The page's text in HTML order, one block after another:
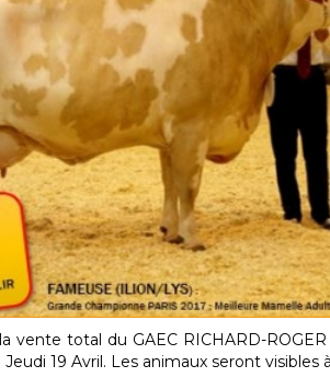
vente total du GAEC RICHARD-
19 Avril. Les animaux seront visibles